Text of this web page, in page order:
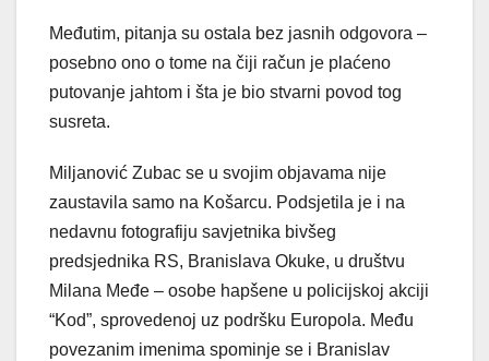
Međutim, pitanja su ostala bez jasnih odgovora –
posebno ono o tome na čiji račun je plaćeno
putovanje jahtom i šta je bio stvarni povod tog
susreta.
Miljanović Zubac se u svojim objavama nije
zaustavila samo na Košarcu. Podsjetila je i na
nedavnu fotografiju savjetnika bivšeg
predsjednika RS, Branislava Okuke, u društvu
Milana Međe – osobe hapšene u policijskoj akciji
“Kod”, sprovedenoj uz podršku Europola. Među
povezanim imenima spominje se i Branislav